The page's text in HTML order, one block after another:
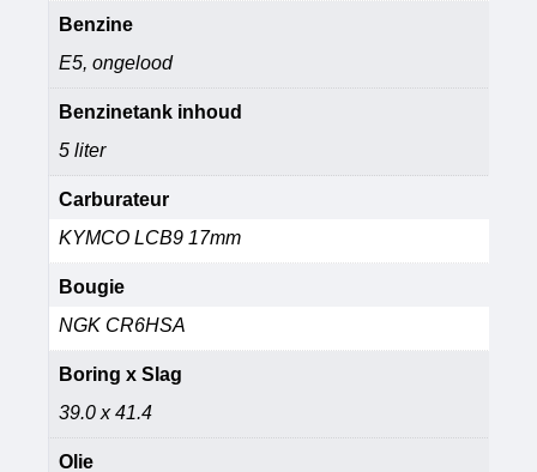
Benzine
E5, ongelood
Benzinetank inhoud
5 liter
Carburateur
KYMCO LCB9 17mm
Bougie
NGK CR6HSA
Boring x Slag
39.0 x 41.4
Olie